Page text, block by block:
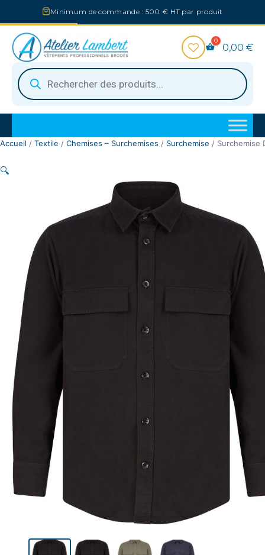
au
contenu
Minimum de commande : 500 € HT par produit
Recherche
de
produits
0,00 €
Accueil / Textile / Chemises – Surchemises / Surchemise / Surchemise
🔍